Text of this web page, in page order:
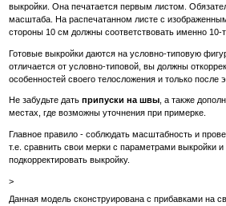
выкройки. Она печатается первым листом.
масштаба. На распечатанном листе с
стороны 10 см должны соответствовать именно 10-
Готовые выкройки даются на условно-типовую
отличается от условно-типовой, вы должны
особенностей своего телосложения и только после
Не забудьте датьприпуски на швы, а также
местах, где возможны уточнения при примерке.
Главное правило - соблюдать масштабность и
т.е. сравнить свои мерки с параметрами выкройки
подкорректировать выкройку.
>
Данная модель сконструирована с прибавками на